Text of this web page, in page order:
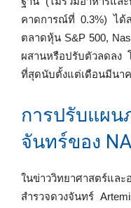
คาดการณ์ที่ 0.3%) ได้ส
ตลาดหุ้น S&P 500,
ผสานหรือปรับตัวลดลง
ที่สุดนับตั้งแต่เดือนมีนา
การปรับแผน
จันทร์ของ
ในข่าววิทยาศาสตร์แ
สำรวจดวงจันทร์